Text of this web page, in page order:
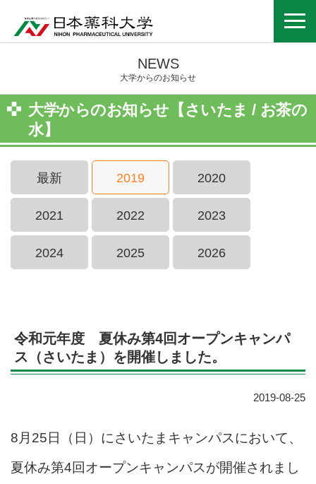
NEWS
大学からのお知らせ
大学からのお知らせ【さいたま / お茶の
水】
最新 2019 2020
2021 2022 2023
2024 2025 2026
令和元年度 夏休み第4回オープンキャンパ
ス（さいたま）を開催しました。
2019-08-25
8月25日（日）にさいたまキャンパスにおいて、
夏休み第4回オープンキャンパスが開催されまし